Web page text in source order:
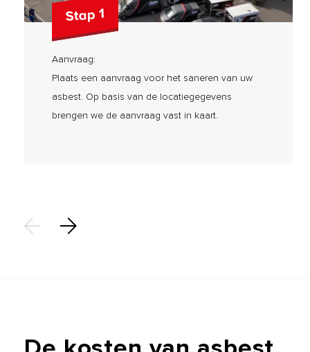
Stap 1
Aanvraag:
Plaats een aanvraag voor het saneren van uw
asbest. Op basis van de locatiegegevens
brengen we de aanvraag vast in kaart.